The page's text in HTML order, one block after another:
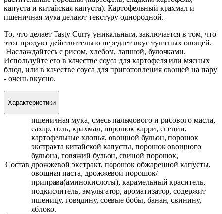
капуста и китайская капуста). Картофельный крахмал и
пшеничная мука делают текстуру однородной.
То, что делает Tasty Curry уникальным, заключается в том, что
этот продукт действительно передает вкус тушеных овощей.
Наслаждайтесь с рисом, хлебом, лапшой, булочками.
Используйте его в качестве соуса для картофеля или мясных
блюд, или в качестве соуса для приготовления овощей на пару
- очень вкусно.
Характеристики
Состав
пшеничная мука, смесь пальмового и рисового масла,
сахар, соль, крахмал, порошок карри, специи,
картофельные хлопья, овощной бульон, порошок
экстракта китайской капусты, порошок овощного
бульона, говяжий бульон, свиной порошок,
дрожжевой экстракт, порошок обжаренной капусты,
овощная паста, дрожжевой порошок/
приправа(аминокислоты), карамельный краситель,
подкислитель, эмульгатор, ароматизатор, содержит
пшеницу, говядину, соевые бобы, банан, свинину,
яблоко.